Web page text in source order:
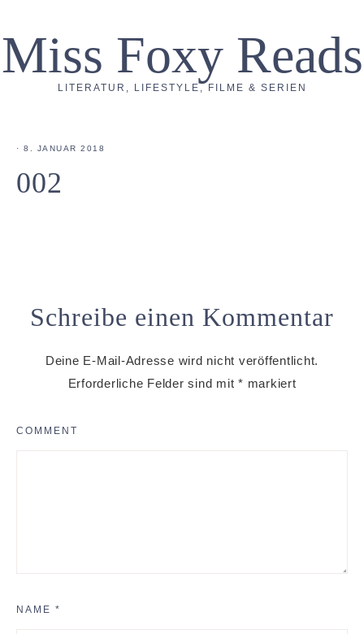
Miss Foxy Reads
LITERATUR, LIFESTYLE, FILME & SERIEN
· 8. JANUAR 2018
002
Schreibe einen Kommentar
Deine E-Mail-Adresse wird nicht veröffentlicht.
Erforderliche Felder sind mit * markiert
COMMENT
NAME *